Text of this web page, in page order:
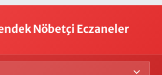
Nöbetçi Eczaneler